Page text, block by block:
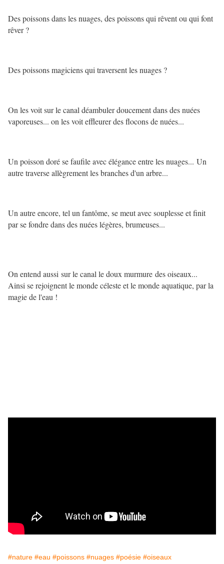
Des poissons dans les nuages, des poissons qui rêvent ou qui font
rêver ?
Des poissons magiciens qui traversent les nuages ?
On les voit sur le canal déambuler doucement dans des nuées
vaporeuses... on les voit effleurer des flocons de nuées...
Un poisson doré se faufile avec élégance entre les nuages... Un
autre traverse allègrement les branches d'un arbre...
Un autre encore, tel un fantôme, se meut avec souplesse et finit
par se fondre dans des nuées légères, brumeuses...
On entend aussi sur le canal le doux murmure des oiseaux...
Ainsi se rejoignent le monde céleste et le monde aquatique, par la
magie de l'eau !
#nature #eau #poissons #nuages #poésie #oiseaux